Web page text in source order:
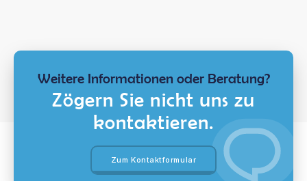
Weitere Informationen oder Beratung?
Zögern Sie nicht uns zu
kontaktieren.
Zum Kontaktformular